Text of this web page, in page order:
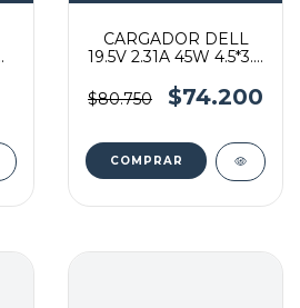
CARGADOR DELL
19.5V 2.31A 45W 4.5*3.0
$80.750
$74.200